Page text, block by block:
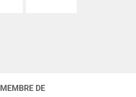
MEMBRE DE